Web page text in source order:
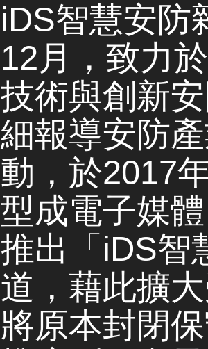
iDS智慧安防
12月，致力
技術與創新
細報導安防
動，於2017
型成電子媒
推出「iDS智
道，藉此擴
將原本封閉